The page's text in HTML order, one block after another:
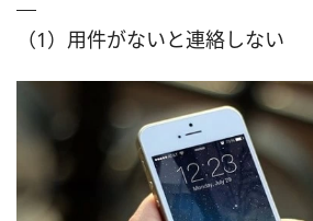
（1）用件がないと連絡しない